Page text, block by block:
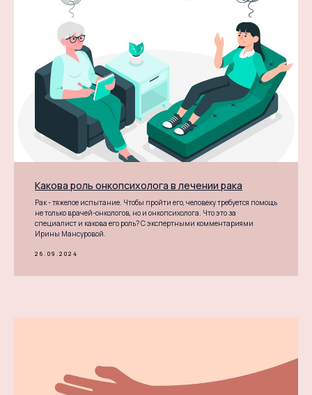
Какова роль онкопсихолога в лечении рака
Рак - тяжелое испытание. Чтобы пройти его, человеку требуется помощь
не только врачей-онкологов, но и онкопсихолога. Что это за
специалист и какова его роль? С экспертными комментариями
Ирины Мансуровой.
26.09.2024